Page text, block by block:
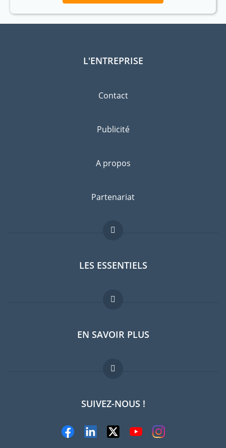
L'ENTREPRISE
Contact
Publicité
A propos
Partenariat
LES ESSENTIELS
Forum expatriés
Guides pays
Offres d'emploi
EN SAVOIR PLUS
FAQ
Experts
SUIVEZ-NOUS !